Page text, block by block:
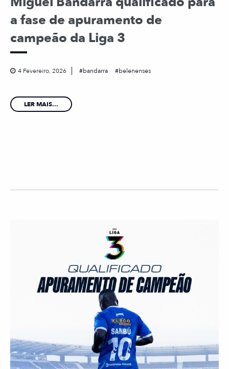
a fase de apuramento de
campeão da Liga 3
4 Fevereiro, 2026 bandarra belenenses
LER MAIS...